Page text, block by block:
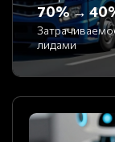
70% →
лидами